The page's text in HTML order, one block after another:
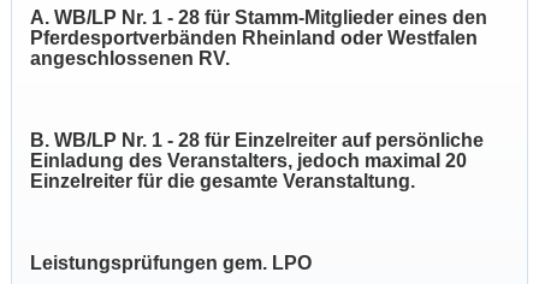
A. WB/LP Nr. 1 - 28 für Stamm-Mitglieder eines den
Pferdesportverbänden Rheinland oder Westfalen
angeschlossenen RV.
B. WB/LP Nr. 1 - 28 für Einzelreiter auf persönliche
Einladung des Veranstalters, jedoch maximal 20
Einzelreiter für die gesamte Veranstaltung.
Leistungsprüfungen gem. LPO